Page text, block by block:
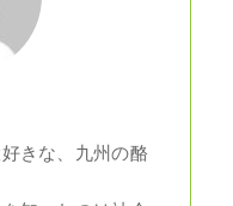
きな、九州の酪